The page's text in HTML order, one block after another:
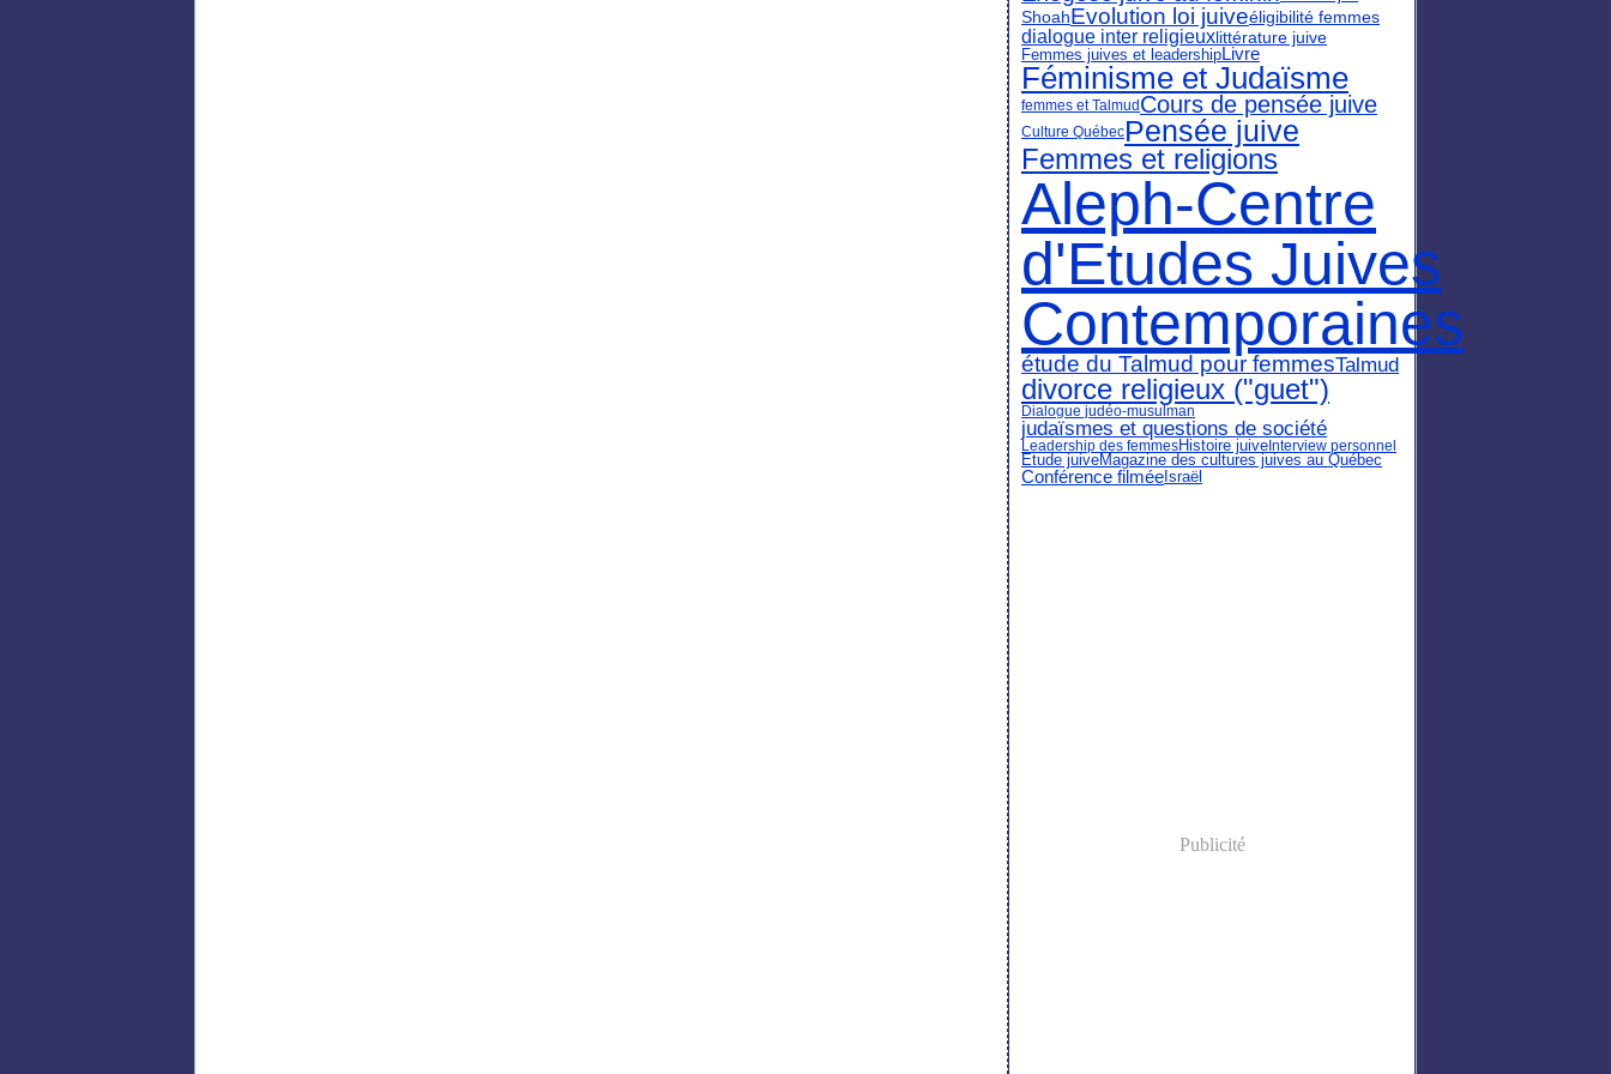
ShoahEvolution loi juiveéligibilité femmes
dialogue inter religieuxlittérature juive
Femmes juives et leadership Livre
Féminisme et Judaïsme
femmes et TalmudCours de pensée juive
Culture QuébecPensée juive
Femmes et religions
Aleph-Centre
d'Etudes Juives
Contemporaines
étude du Talmud pour femmesTalmud
divorce religieux ("guet")
Dialogue judéo-musulman
judaïsmes et questions de société
Leadership des femmesHistoire juive Interview personnel
Etude juiveMagazine des cultures juives au Québec
Conférence filmée Israël
Publicité